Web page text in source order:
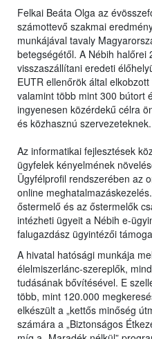
Felkai Beáta Olga az
számottevő szakmai
munkájával tavaly
betegségétől. A Nébih halőrei
visszaszállítani eredeti
EUTR ellenőrök által
valamint több mint 300 bútort
ingyenesen közérdekű célra
és közhasznú szervezeteknek.
Az informatikai fejlesztések
ügyfelek kényelmének
Ügyfélprofil rendszerében az
online
őstermelő és az őstermelők
intézheti ügyeit a Nébih e-
falugazdász ügyintézői
A hivatal hatósági munkája
élelmiszerlánc-szereplők,
tudásának bővítésével. E
több, mint 120.000
elkészült a „kettős minőség
számára a „Biztonságos